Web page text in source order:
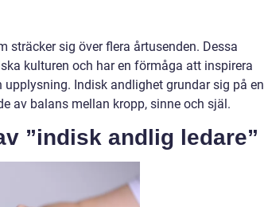
sträcker sig över flera årtusenden. Dessa
kulturen och har en förmåga att inspirera
Indisk andlighet grundar sig på en
av balans mellan kropp, sinne och själ.
”indisk andlig ledare”